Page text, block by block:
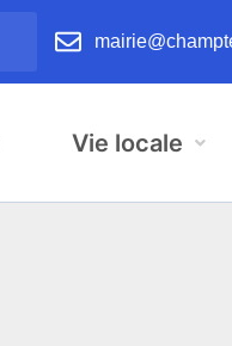
Vie locale